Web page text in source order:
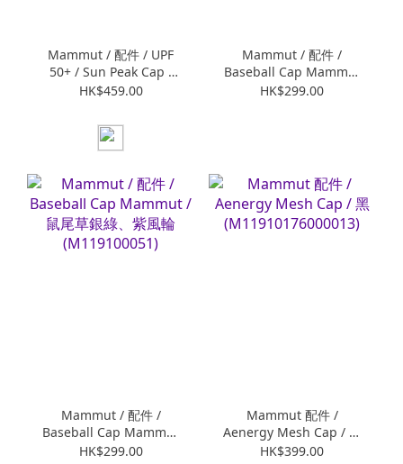
Mammut / 配件 / UPF
50+ / Sun Peak Cap /
Silver sage
HK$459.00
Mammut / 配件 /
Baseball Cap Mammut
/ 黑 、地層灰藍
HK$299.00
Mammut / 配件 /
Baseball Cap Mammut
/ 鼠尾草銀綠、紫風輪
HK$299.00
Mammut 配件 /
Aenergy Mesh Cap / 黑
(M11910176000013)
HK$399.00